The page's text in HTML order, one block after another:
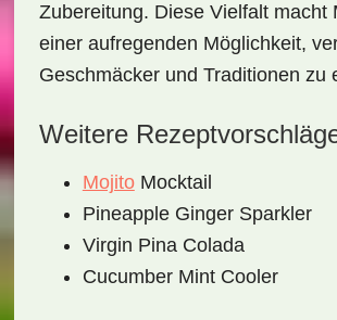
Zubereitung. Diese Vielfalt macht
einer aufregenden Möglichkeit,
Geschmäcker und Traditionen zu
Weitere
MojitoMocktail
Pineapple Ginger Sparkler
Virgin Pina Colada
Cucumber Mint Cooler